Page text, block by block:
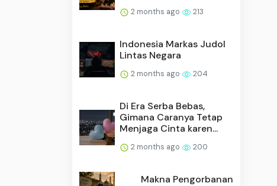
2 months ago 213
Indonesia Markas Judol
Lintas Negara
2 months ago 204
Di Era Serba Bebas,
Gimana Caranya Tetap
Menjaga Cinta karen...
2 months ago 200
Makna Pengorbanan